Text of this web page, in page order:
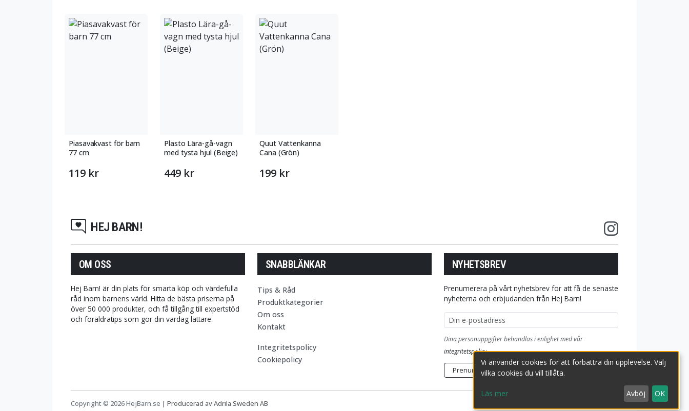
Piasavakvast för barn
77 cm
119 kr
Plasto Lära-gå-vagn
med tysta hjul (Beige)
449 kr
Quut Vattenkanna
Cana (Grön)
199 kr
HEJ BARN!
OM OSS
Hej Barn! är din plats för smarta köp och värdefulla
råd inom barnens värld. Hitta de bästa priserna på
över 50 000 produkter, och få tillgång till expertstöd
och föräldratips som gör din vardag lättare.
SNABBLÄNKAR
Tips & Råd
Produktkategorier
Om oss
Kontakt
Integritetspolicy
Cookiepolicy
NYHETSBREV
Prenumerera på vårt nyhetsbrev för att få de senaste
nyheterna och erbjudanden från Hej Barn!
E-postadress
Dina personuppgifter behandlas i enlighet med vår
integritetspolicy.
Prenumerera
Copyright © 2026 HejBarn.se | Producerad av Adrila Sweden AB
Vi använder cookies för att förbättra din upplevelse. Välj
vilka cookies du vill tillåta.
Läs mer Avböj OK